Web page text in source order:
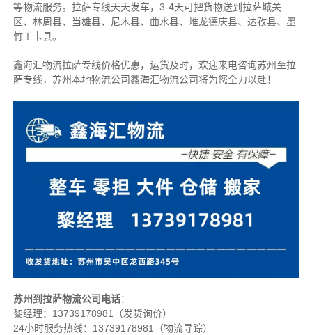
等物流服务。 拉萨专线天天发车，3-4天可把货物送到拉萨城关
区、林周县、当雄县、尼木县、曲水县、堆龙德庆县、达孜县、墨
竹工卡县。
鑫海汇物流拉萨专线价格优惠，运货及时，欢迎来电咨询苏州至拉
萨专线，苏州本地物流公司鑫海汇物流公司将为您全力以赴！
苏州到拉萨物流公司电话：
黎经理： 13739178981（发货询价）
24小时服务热线：13739178981（物流寻踪）